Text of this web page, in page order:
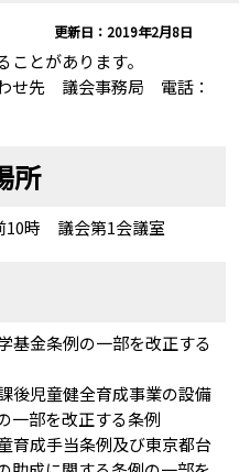
更新日：2019年2月8日
とがあります。
せ先 議会事務局 電話：
所
10時 議会第1会議室
金条例の一部を改正する
児童健全育成事業の設備
一部を改正する条例
成手当条例及び東京都台